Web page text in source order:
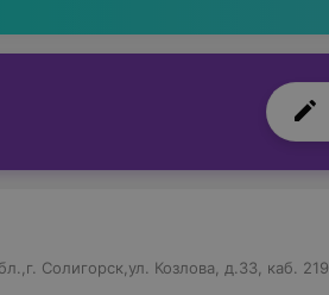
Солигорск,ул. Козлова, д.33, каб. 219